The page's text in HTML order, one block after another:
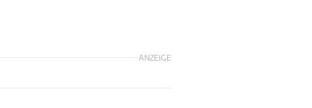
ANZEIGE